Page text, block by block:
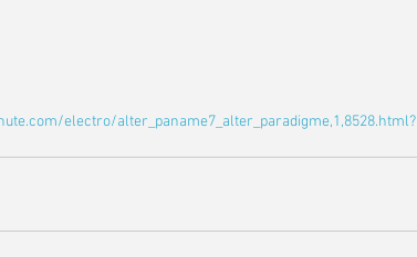
electro/alter_paname7_alter_paradigme,1,8528.html?